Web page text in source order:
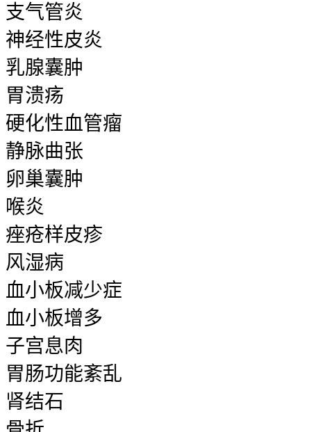
支气管炎
神经性皮炎
乳腺囊肿
胃溃疡
硬化性血管瘤
静脉曲张
卵巢囊肿
喉炎
痤疮样皮疹
风湿病
血小板减少症
血小板增多
子宫息肉
胃肠功能紊乱
肾结石